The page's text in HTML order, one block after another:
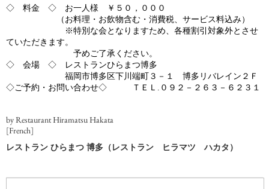
◇ 料金 ◇ お一人様 ￥５０，０００
（お料理・お飲物含む・消費税、サービス料込み）
※特別な会となりますため、各種割引対象外とさせ
ていただきます。
予めご了承ください。
◇ 会場 ◇ レストランひらまつ博多
福岡市博多区下川端町３－１ 博多リバレイン２Ｆ
◇ご予約・お問い合わせ◇ ＴＥＬ.０９２－２６３－６２３１
by Restaurant Hiramatsu Hakata
[French]
レストラン ひらまつ 博多（レストラン ヒラマツ ハカタ）